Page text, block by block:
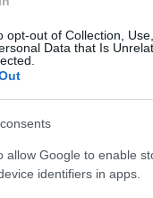
opt-out of Collection,
Data that Is
allow Google to enable
identifiers in apps.
InvestEU για
«Σπίτι μου
συμμετοχών
της
του
αυτών